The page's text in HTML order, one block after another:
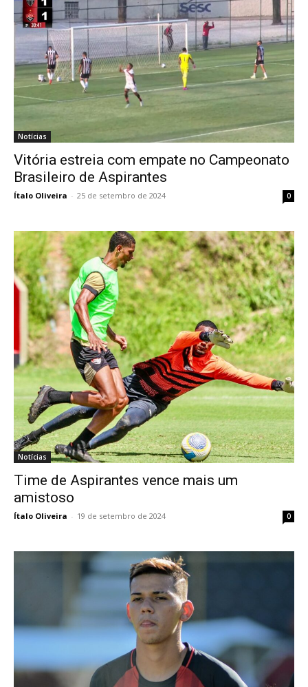
Notícias
Vitória estreia com empate no Campeonato
Brasileiro de Aspirantes
Ítalo Oliveira - 25 de setembro de 2024 0
Notícias
Time de Aspirantes vence mais um
amistoso
Ítalo Oliveira - 19 de setembro de 2024 0